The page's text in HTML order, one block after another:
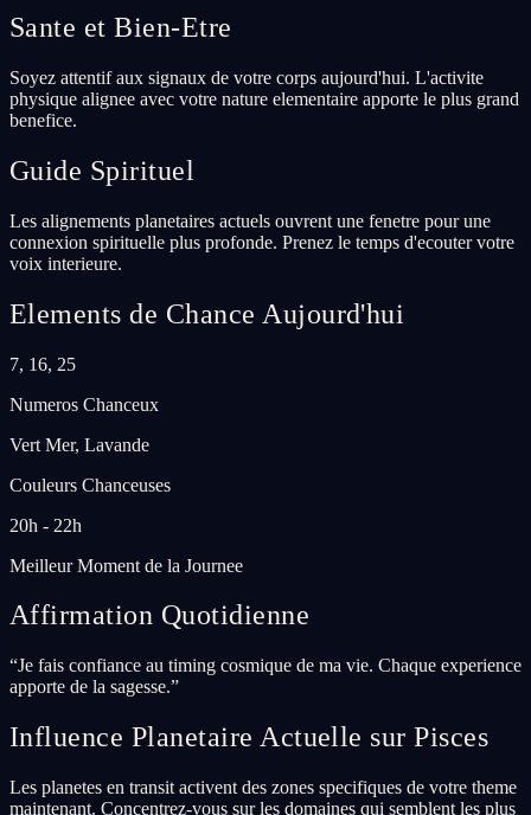
Sante et Bien-Etre
Soyez attentif aux signaux de votre corps aujourd'hui. L'activite
physique alignee avec votre nature elementaire apporte le plus grand
benefice.
Guide Spirituel
Les alignements planetaires actuels ouvrent une fenetre pour une
connexion spirituelle plus profonde. Prenez le temps d'ecouter votre
voix interieure.
Elements de Chance Aujourd'hui
7, 16, 25
Numeros Chanceux
Vert Mer, Lavande
Couleurs Chanceuses
20h - 22h
Meilleur Moment de la Journee
Affirmation Quotidienne
“Je fais confiance au timing cosmique de ma vie. Chaque experience
apporte de la sagesse.”
Influence Planetaire Actuelle sur Pisces
Les planetes en transit activent des zones specifiques de votre theme
maintenant. Concentrez-vous sur les domaines qui semblent les plus